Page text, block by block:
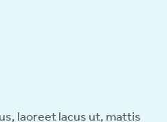
laoreet lacus ut, mattis